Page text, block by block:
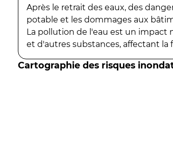
Après le retrait des eaux, des
potable et les dommages aux
La pollution de l'eau est un impact
et d'autres substances, affectant la
Cartographie des risques